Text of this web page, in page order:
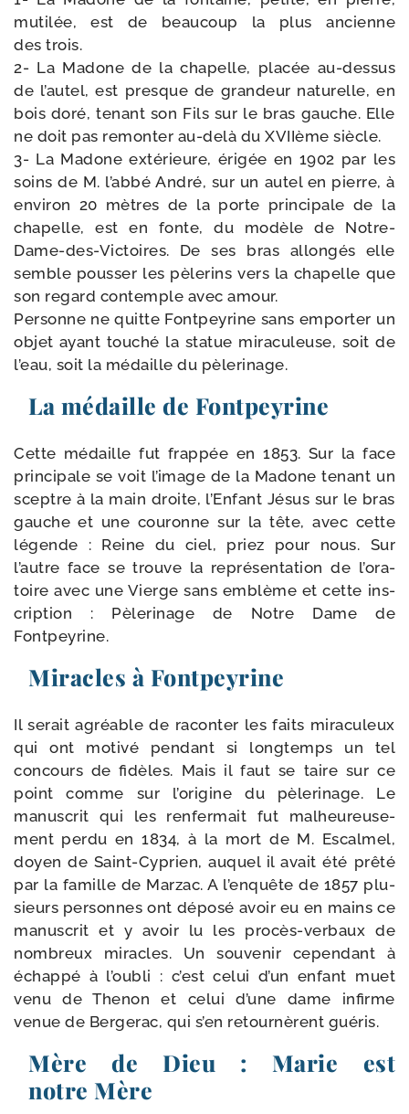
muti­lée, est de beau­coup la plus ancienne
des trois.
2- La Madone de la cha­pelle, pla­cée au-​dessus
de l’au­tel, est presque de gran­deur natu­relle, en
bois doré, tenant son Fils sur le bras gauche. Elle
ne doit pas remon­ter au-​delà du XVIIème siècle.
3- La Madone exté­rieure, éri­gée en 1902 par les
soins de M. l’ab­bé André, sur un autel en pierre, à
envi­ron 20 mètres de la porte prin­ci­pale de la
cha­pelle, est en fonte, du modèle de Notre-​
Dame-​des-​Victoires. De ses bras allon­gés elle
semble pous­ser les pèle­rins vers la cha­pelle que
son regard contemple avec amour.
Personne ne quitte Fontpeyrine sans empor­ter un
objet ayant tou­ché la sta­tue mira­cu­leuse, soit de
l’eau, soit la médaille du pèlerinage.
La médaille de Fontpeyrine
Cette médaille fut frap­pée en 1853. Sur la face
prin­ci­pale se voit l’i­mage de la Madone tenant un
sceptre à la main droite, l’Enfant Jésus sur le bras
gauche et une cou­ronne sur la tête, avec cette
légende : Reine du ciel, priez pour nous. Sur
l’autre face se trouve la repré­sen­ta­tion de l’o­ra­
toire avec une Vierge sans emblème et cette ins­
crip­tion : Pèlerinage de Notre Dame de
Fontpeyrine.
Miracles à Fontpeyrine
Il serait agréable de racon­ter les faits mira­cu­leux
qui ont moti­vé pen­dant si long­temps un tel
concours de fidèles. Mais il faut se taire sur ce
point comme sur l’o­ri­gine du pèle­ri­nage. Le
manus­crit qui les ren­fer­mait fut mal­heu­reu­se­
ment per­du en 1834, à la mort de M. Escalmel,
doyen de Saint-​Cyprien, auquel il avait été prê­té
par la famille de Marzac. A l’en­quête de 1857 plu­
sieurs per­sonnes ont dépo­sé avoir eu en mains ce
manus­crit et y avoir lu les procès-​verbaux de
nom­breux miracles. Un sou­ve­nir cepen­dant à
échap­pé à l’ou­bli : c’est celui d’un enfant muet
venu de Thenon et celui d’une dame infirme
venue de Bergerac, qui s’en retour­nèrent guéris.
Mère de Dieu : Marie est
notre Mère